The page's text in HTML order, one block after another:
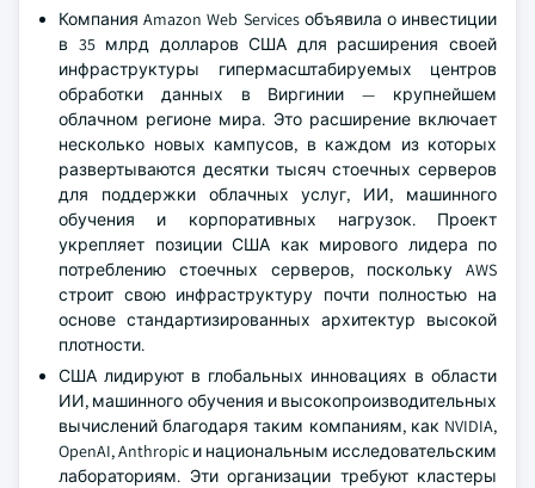
Компания Amazon Web Services объявила о инвестиции
в 35 млрд долларов США для расширения своей
инфраструктуры гипермасштабируемых центров
обработки данных в Виргинии — крупнейшем
облачном регионе мира. Это расширение включает
несколько новых кампусов, в каждом из которых
развертываются десятки тысяч стоечных серверов
для поддержки облачных услуг, ИИ, машинного
обучения и корпоративных нагрузок. Проект
укрепляет позиции США как мирового лидера по
потреблению стоечных серверов, поскольку AWS
строит свою инфраструктуру почти полностью на
основе стандартизированных архитектур высокой
плотности.
США лидируют в глобальных инновациях в области
ИИ, машинного обучения и высокопроизводительных
вычислений благодаря таким компаниям, как NVIDIA,
OpenAI, Anthropic и национальным исследовательским
лабораториям. Эти организации требуют кластеры